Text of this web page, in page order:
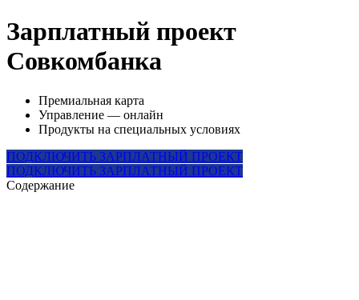
Зарплатный проект
Совкомбанка
Премиальная карта
Управление — онлайн
Продукты на специальных условиях
ПОДКЛЮЧИТЬ ЗАРПЛАТНЫЙ ПРОЕКТ
ПОДКЛЮЧИТЬ ЗАРПЛАТНЫЙ ПРОЕКТ
Содержание